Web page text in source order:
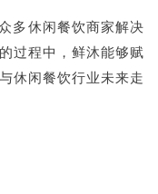
多休闲餐饮商家解决
过程中，鲜沐能够赋
休闲餐饮行业未来走